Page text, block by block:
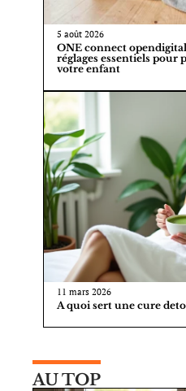
5 août 2026
ONE connect
réglages essentiels pour
votre enfant
11 mars 2026
A quoi sert une cure
AU TOP